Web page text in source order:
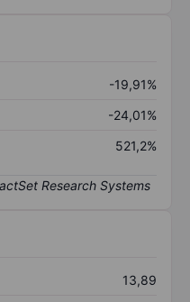
-19,91%
-24,01%
521,2%
13,89